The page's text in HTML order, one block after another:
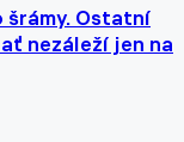
šrámy. Ostatní
nezáleží jen na